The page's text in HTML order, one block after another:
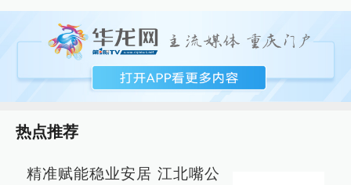
热点推荐
精准赋能稳业安居 江北嘴公